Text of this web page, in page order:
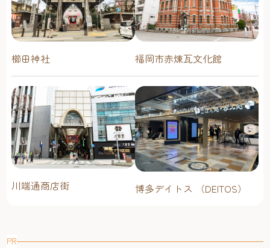
櫛田神社 福岡市赤煉瓦文化館
川端通商店街 博多デイトス （DEITOS）
PR